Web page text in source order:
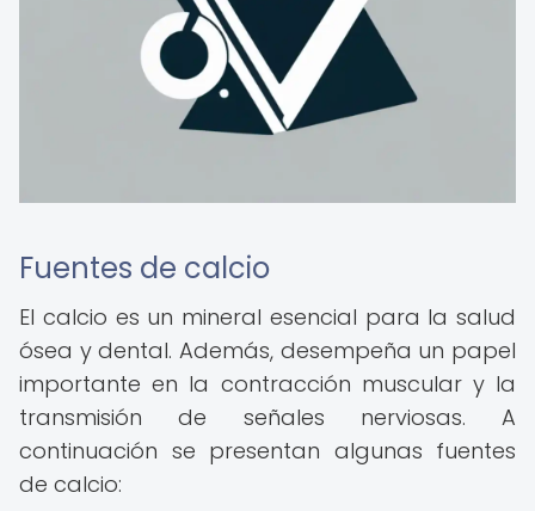
Fuentes de calcio
El calcio es un mineral esencial para la salud
ósea y dental. Además, desempeña un papel
importante en la contracción muscular y la
transmisión de señales nerviosas. A
continuación se presentan algunas fuentes
de calcio: